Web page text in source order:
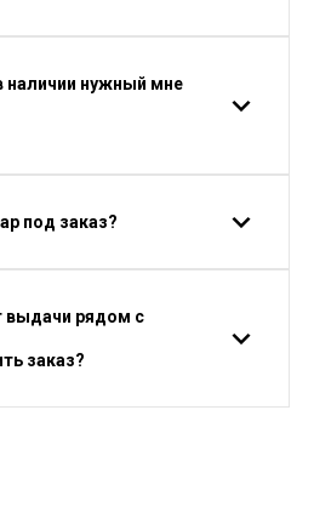
наличии нужный мне
под заказ?
выдачи рядом с
заказ?